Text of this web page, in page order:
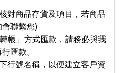
對商品存貨及項目，若商品
聯繫您)
帳」方式匯款，請務必與我
匯款。
行號名稱，以便建立客戶資